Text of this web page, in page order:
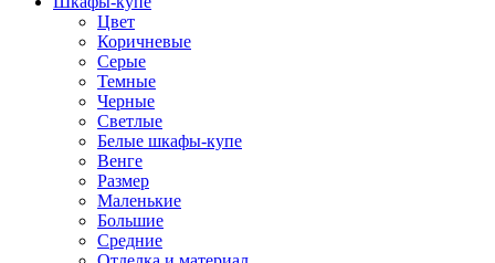
Цвет
Коричневые
Серые
Темные
Черные
Светлые
Белые шкафы-купе
Венге
Размер
Маленькие
Большие
Средние